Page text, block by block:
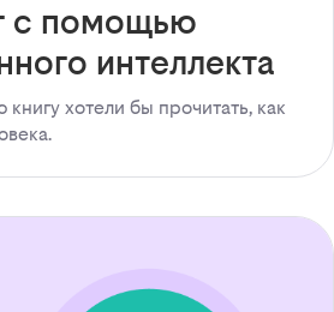
с помощью
интеллекта
хотели бы прочитать, как